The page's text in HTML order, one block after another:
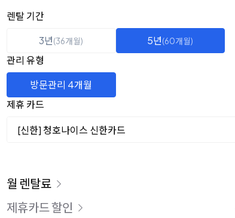
옵션 선택
렌탈 선택
렌탈 기간
3년(36개월) 5년(60개월)
관리 유형
방문관리 4개월
제휴 카드
[신한] 청호나이스 신한카드
이용 요금
월 렌탈료
제휴카드 할인